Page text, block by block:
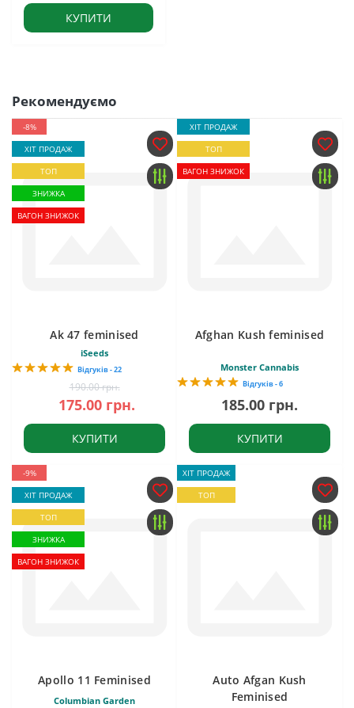
КУПИТИ
Рекомендуємо
-8%
ХІТ ПРОДАЖ
ТОП
ЗНИЖКА
ВАГОН ЗНИЖОК
Ak 47 feminised
iSeeds
Відгуків - 22
190.00 грн.
175.00 грн.
КУПИТИ
ХІТ ПРОДАЖ
ТОП
ВАГОН ЗНИЖОК
Afghan Kush feminised
Monster Cannabis
Відгуків - 6
185.00 грн.
КУПИТИ
-9%
ХІТ ПРОДАЖ
ТОП
ЗНИЖКА
ВАГОН ЗНИЖОК
Apollo 11 Feminised
Columbian Garden
ХІТ ПРОДАЖ
ТОП
Auto Afgan Kush
Feminised